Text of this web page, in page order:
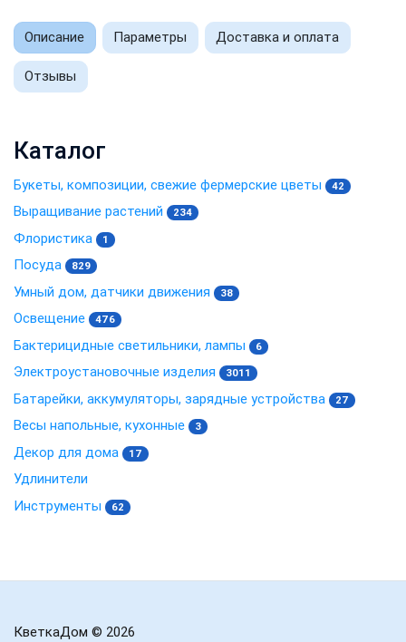
Описание Параметры Доставка и оплата
Отзывы
Каталог
Букеты, композиции, свежие фермерские цветы 42
Выращивание растений 234
Флористика 1
Посуда 829
Умный дом, датчики движения 38
Освещение 476
Бактерицидные светильники, лампы 6
Электроустановочные изделия 3011
Батарейки, аккумуляторы, зарядные устройства 27
Весы напольные, кухонные 3
Декор для дома 17
Удлинители
Инструменты
62
КветкаДом © 2026